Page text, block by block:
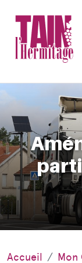
Accueil Mon